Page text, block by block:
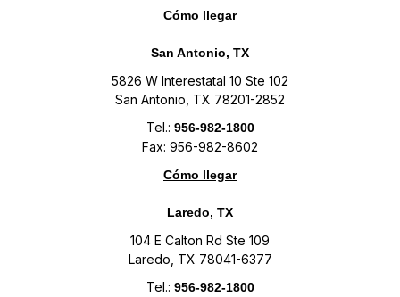
Cómo llegar
San Antonio, TX
5826 W Interestatal 10 Ste 102
San Antonio, TX 78201-2852
Tel.: 956-982-1800
Fax: 956-982-8602
Cómo llegar
Laredo, TX
104 E Calton Rd Ste 109
Laredo, TX 78041-6377
Tel.: 956-982-1800